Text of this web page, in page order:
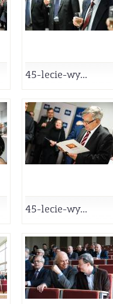
45-lecie-wy...
45-lecie-wy...